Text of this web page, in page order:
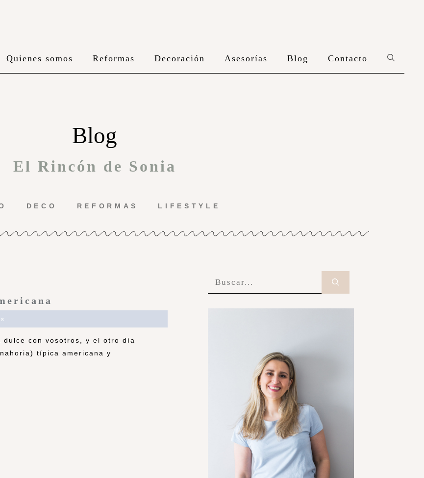
Quienes somos Reformas Decoración Asesorías Blog Contacto
Blog
El Rincón de Sonia
DECO REFORMAS LIFESTYLE
dulce con vosotros, y el otro día
típica americana y